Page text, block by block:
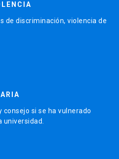
de discriminación, violencia de
si se ha vulnerado
universidad.